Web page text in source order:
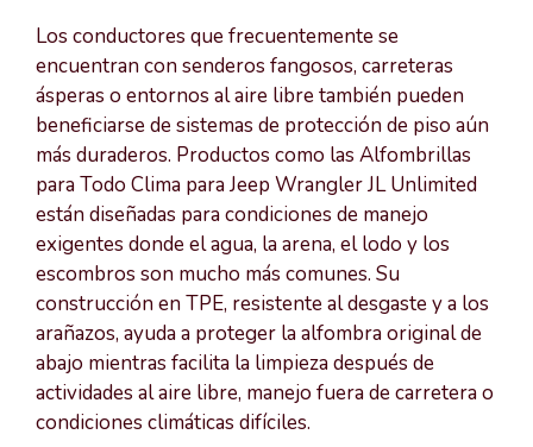
Los conductores que frecuentemente se
encuentran con senderos fangosos, carreteras
ásperas o entornos al aire libre también pueden
beneficiarse de sistemas de protección de piso aún
más duraderos. Productos como las Alfombrillas
para Todo Clima para Jeep Wrangler JL Unlimited
están diseñadas para condiciones de manejo
exigentes donde el agua, la arena, el lodo y los
escombros son mucho más comunes. Su
construcción en TPE, resistente al desgaste y a los
arañazos, ayuda a proteger la alfombra original de
abajo mientras facilita la limpieza después de
actividades al aire libre, manejo fuera de carretera o
condiciones climáticas difíciles.